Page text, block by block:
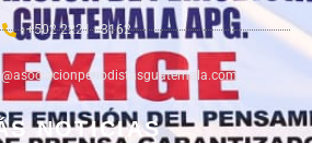
+502 2221 - 3162
NOTICIAS